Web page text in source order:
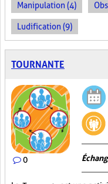
Manipulation (4)
Ludification (9)
TOURNANTE
0